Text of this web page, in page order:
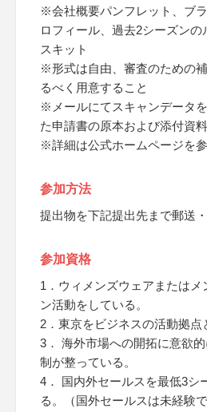
※会社概要パンフレット、ブ
ロフィール、過去2シーズンの
スキット
※形式は自由、審査のための
るべく用意すること
※メールにてスキャンデータ
た申請書の原本および添付資
※詳細は公式ホームページを
参加方法
提出物を下記提出先まで郵送
参加資格
1．ウィメンズウェアまたはメ
ン活動をしている。
2．東京をビジネスの活動拠点
3． 海外市場への開拓に意欲
制が整っている。
4． 国内外セールスを最低3シ
る。（国外セールスは未経験で